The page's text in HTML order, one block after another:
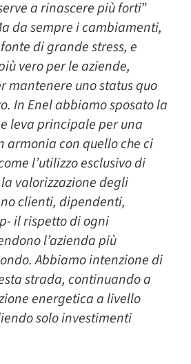
a rinascere più forti”
da sempre i cambiamenti,
di grande stress, e
vero per le aziende,
mantenere uno status quo
In Enel abbiamo sposato la
leva principale per una
armonia con quello che ci
l’utilizzo esclusivo di
valorizzazione degli
clienti, dipendenti,
il rispetto di ogni
l’azienda più
Abbiamo intenzione di
strada, continuando a
energetica a livello
solo investimenti